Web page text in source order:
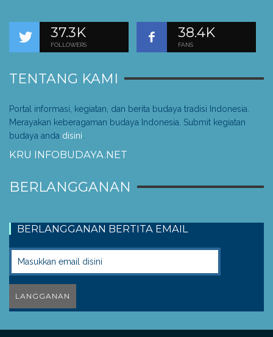
37.3K
FOLLOWERS
38.4K
FANS
TENTANG KAMI
Portal informasi, kegiatan, dan berita budaya tradisi Indonesia.
Merayakan keberagaman budaya Indonesia. Submit kegiatan
budaya anda disini
KRU INFOBUDAYA.NET
BERLANGGANAN
BERLANGGANAN BERTITA EMAIL